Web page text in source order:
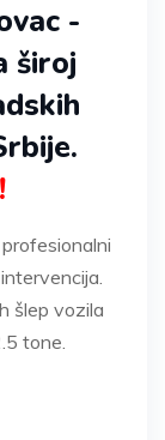
-
široj
šlep vozila
tone.